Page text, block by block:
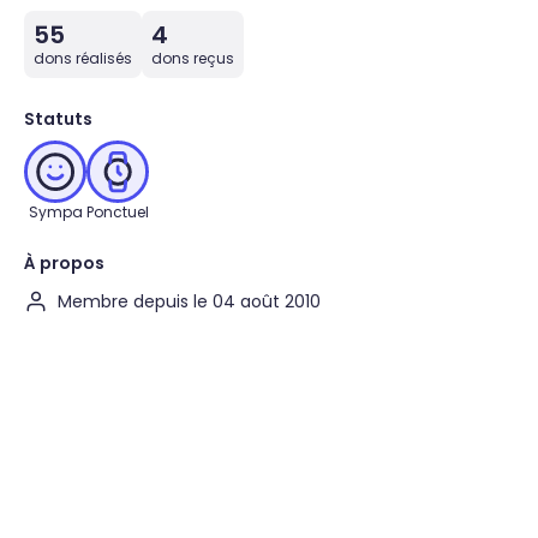
55
dons réalisés
4
dons reçus
Statuts
Sympa Ponctuel
À propos
Membre depuis le 04 août 2010